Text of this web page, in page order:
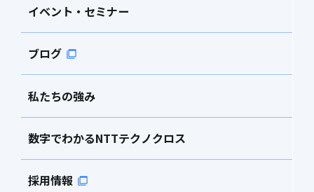
イベント・セミナー
ブログ
私たちの強み
数字でわかるNTTテクノクロス
採用情報